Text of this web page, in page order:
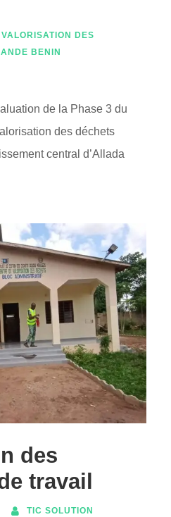
DES
BENIN
de la Phase 3 du
des déchets
central d’Allada
des
travail
TIC SOLUTION